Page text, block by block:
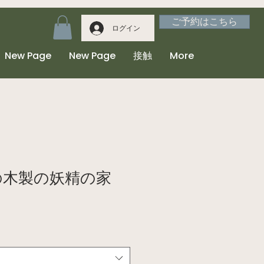
ログイン ご予約はこちら
New Page New Page 接触 More
製の妖精の家